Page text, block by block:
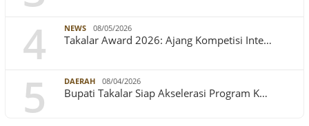
4 NEWS 08/05/2026
Takalar Award 2026: Ajang Kompetisi Inte…
5 DAERAH 08/04/2026
Bupati Takalar Siap Akselerasi Program K…